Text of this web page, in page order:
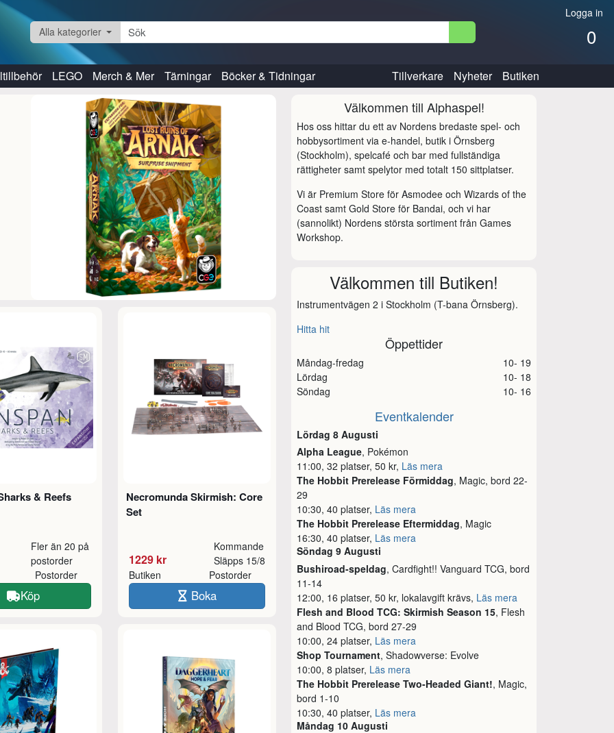
Logga in
0
Alla kategorier
LEGO Merch & Mer Tärningar Böcker & Tidningar Tillverkare Nyheter Butiken
& Reefs
Fler än 20 på
postorder
Postorder
Köp
Necromunda Skirmish: Core
Set
1229 kr
Kommande
Släpps 15/8
Butiken
Postorder
Boka
Välkommen till Alphaspel!
Hos oss hittar du ett av Nordens bredaste spel- och
hobbysortiment via e-handel, butik i Örnsberg
(Stockholm), spelcafé och bar med fullständiga
rättigheter samt spelytor med totalt 150 sittplatser.
Vi är Premium Store för Asmodee och Wizards of the
Coast samt Gold Store för Bandai, och vi har
(sannolikt) Nordens största sortiment från Games
Workshop.
Välkommen till Butiken!
Instrumentvägen 2 i Stockholm (T-bana Örnsberg).
Hitta hit
Öppettider
Måndag-fredag
10- 19
Lördag
10- 18
Söndag
10- 16
Eventkalender
Lördag 8 Augusti
Alpha League, Pokémon
11:00, 32 platser, 50 kr, Läs mera
The Hobbit Prerelease Förmiddag, Magic, bord 22-
29
10:30, 40 platser, Läs mera
The Hobbit Prerelease Eftermiddag, Magic
16:30, 40 platser, Läs mera
Söndag 9 Augusti
Bushiroad-speldag, Cardfight!! Vanguard TCG, bord
11-14
12:00, 16 platser, 50 kr, lokalavgift krävs, Läs mera
Flesh and Blood TCG: Skirmish Season 15, Flesh
and Blood TCG, bord 27-29
10:00, 24 platser, Läs mera
Shop Tournament, Shadowverse: Evolve
10:00, 8 platser, Läs mera
The Hobbit Prerelease Two-Headed Giant!, Magic,
bord 1-10
10:30, 40 platser, Läs mera
Måndag 10 Augusti